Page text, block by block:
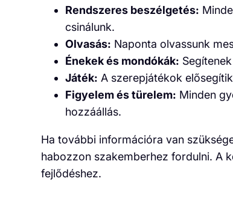
Rendszeres beszélgetés:
csinálunk.
Olvasás: Naponta olvassunk
Énekek és mondókák:
Játék: A szerepjátékok
Figyelem és türelem: Minden
hozzáállás.
Ha további információra van
habozzon szakemberhez fordulni. A
fejlődéshez.